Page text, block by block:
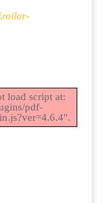
load script at:
pdf-